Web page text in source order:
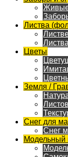
Живые
Листва
Цветы
Земля /
Снег для
Снег
Модельный